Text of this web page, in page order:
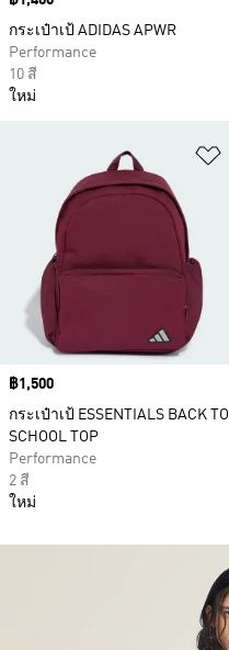
กระเป๋าเป้ ADIDAS APWR
Performance
10 สี
ใหม่
Price
฿1,500
กระเป๋าเป้ ESSENTIALS BACK TO
SCHOOL TOP
Performance
2 สี
ใหม่